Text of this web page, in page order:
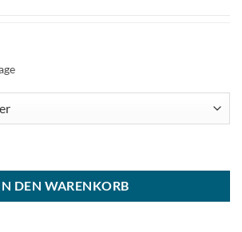
DEN WARENKORB